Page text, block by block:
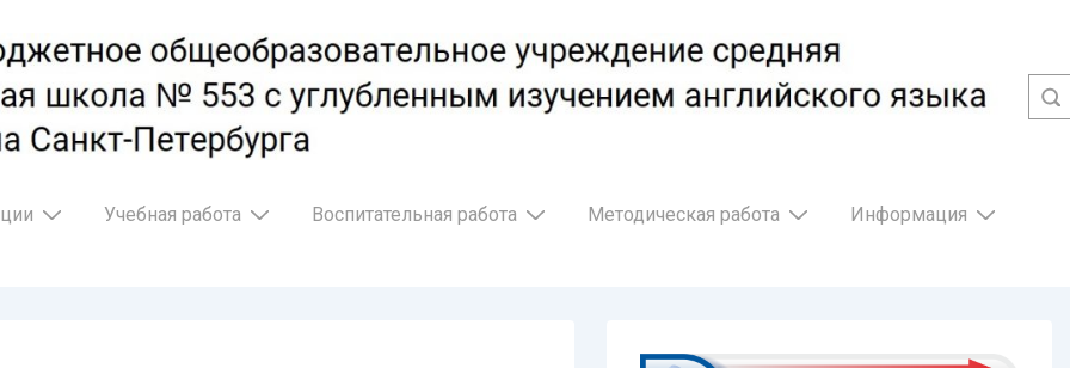
Учебная работа Воспитательная работа Методическая работа Информация